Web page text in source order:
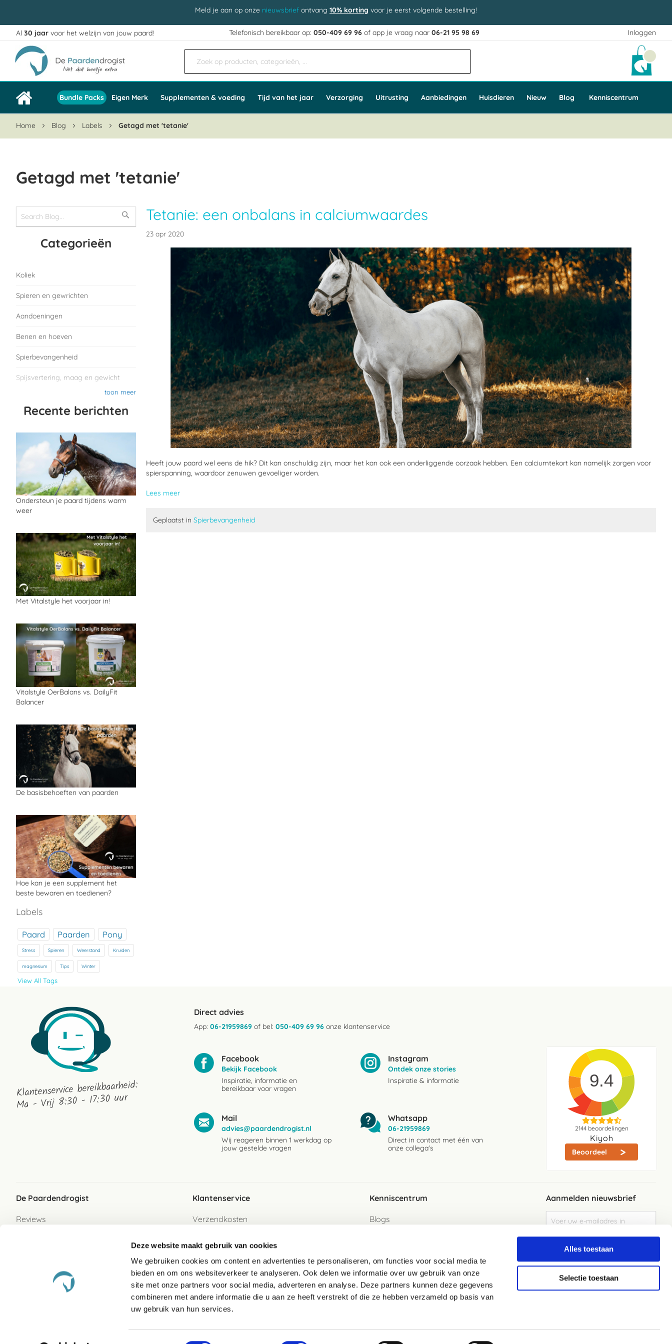
Deze website maakt gebruik van cookies
We gebruiken cookies om content en advertenties te personaliseren, om functies voor social media te
bieden en om ons websiteverkeer te analyseren. Ook delen we informatie over uw gebruik van onze
site met onze partners voor social media, adverteren en analyse. Deze partners kunnen deze gegevens
combineren met andere informatie die u aan ze heeft verstrekt of die ze hebben verzameld op basis van
uw gebruik van hun services.
Alles toestaan
Selectie toestaan
Meld je aan op onze nieuwsbrief ontvang 10% korting voor je eerst volgende bestelling!
Inloggen
Ga
naar
de
inhoud
Al 30 jaar voor het welzijn van jouw paard! Telefonisch bereikbaar op:050-409 69 96 of app je vraag naar06-21 95 98 69
Bundle Packs Eigen Merk Supplementen & voeding Tijd van het jaar Verzorging Uitrusting Aanbiedingen Huisdieren Nieuw Blog Kenniscentrum
Home Blog Labels Getagd met 'tetanie'
Getagd met 'tetanie'
Tetanie: een onbalans in calciumwaardes
23 apr 2020
Heeft jouw paard wel eens de hik? Dit kan onschuldig zijn, maar het kan ook een onderliggende oorzaak hebben. Een calciumtekort kan namelijk zorgen voor
spierspanning, waardoor zenuwen gevoeliger worden.
Lees meer
Geplaatst inSpierbevangenheid
Categorieën
Koliek
Spieren en gewrichten
Aandoeningen
Benen en hoeven
Spierbevangenheid
Spijsvertering, maag en gewicht
toon meer
Recente berichten
Ondersteun je paard tijdens warm
weer
Met Vitalstyle het voorjaar in!
Vitalstyle OerBalans vs. DailyFit
Balancer
De basisbehoeften van paarden
Hoe kan je een supplement het
beste bewaren en toedienen?
Labels
Paard Paarden Pony
Stress Spieren Weerstand Kruiden
magnesium Tips Winter
View All Tags
Klantenservice bereikbaarheid:
Ma - Vrij 8:30 - 17:30 uur
Direct advies
App: 06-21959869 of bel: 050-409 69 96 onze klantenservice
Facebook
Bekijk Facebook
Inspiratie, informatie en
bereikbaar voor vragen
Instagram
Ontdek onze stories
Inspiratie & informatie
Mail
advies@paardendrogist.nl
Wij reageren binnen 1 werkdag op
jouw gestelde vragen
Whatsapp
06-21959869
Direct in contact met één van
onze collega's
9.4
2144beoordelingen
Kiyoh
Beoordeel
De Paardendrogist
Reviews
Klantenservice
Verzendkosten
Betaalwijzen
Retour
Retour sturen als gast
Garantie
Veelgestelde vragen
Kenniscentrum
Blogs
Aanmelden nieuwsbrief
u
op
Elke week de beste acties en het laaste